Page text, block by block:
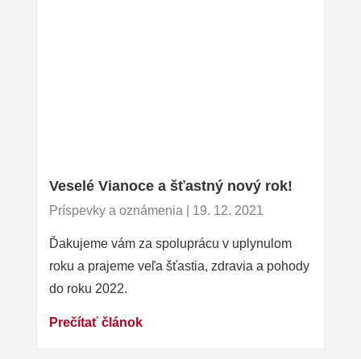
Veselé Vianoce a šťastný nový rok!
Príspevky a oznámenia | 19. 12. 2021
Ďakujeme vám za spoluprácu v uplynulom
roku a prajeme veľa šťastia, zdravia a pohody
do roku 2022.
Prečítať článok